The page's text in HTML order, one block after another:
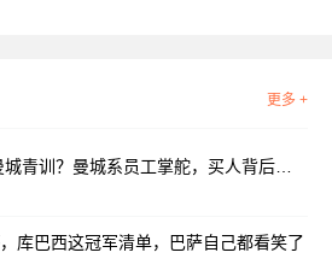
更多 +
库巴西这冠军清单，巴萨自己都看笑了